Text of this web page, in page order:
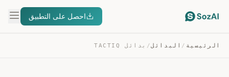
احصل على التطبيق
الرئيسية / البدائل/ بدائل TACTIQ